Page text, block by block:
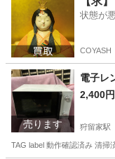
状態が
COYASH
売ります
電子
2,400円
狩留家駅
TAG label 動作確認済み 清掃